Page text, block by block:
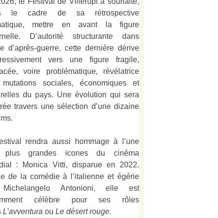
le cadre de sa rétrospective
mettre en avant la figure
D’autorité structurante dans
d’après-guerre, cette dernière dérive
vers une figure fragile,
voire problématique, révélatrice
sociales, économiques et
du pays. Une évolution qui sera
travers une sélection d’une dizaine
rendra aussi hommage à l’une
plus grandes icones du cinéma
: Monica Vitti, disparue en 2022.
de la comédie à l’italienne et égérie
Antonioni, elle est
célèbre pour ses rôles
L’avventura ou Le désert rouge.